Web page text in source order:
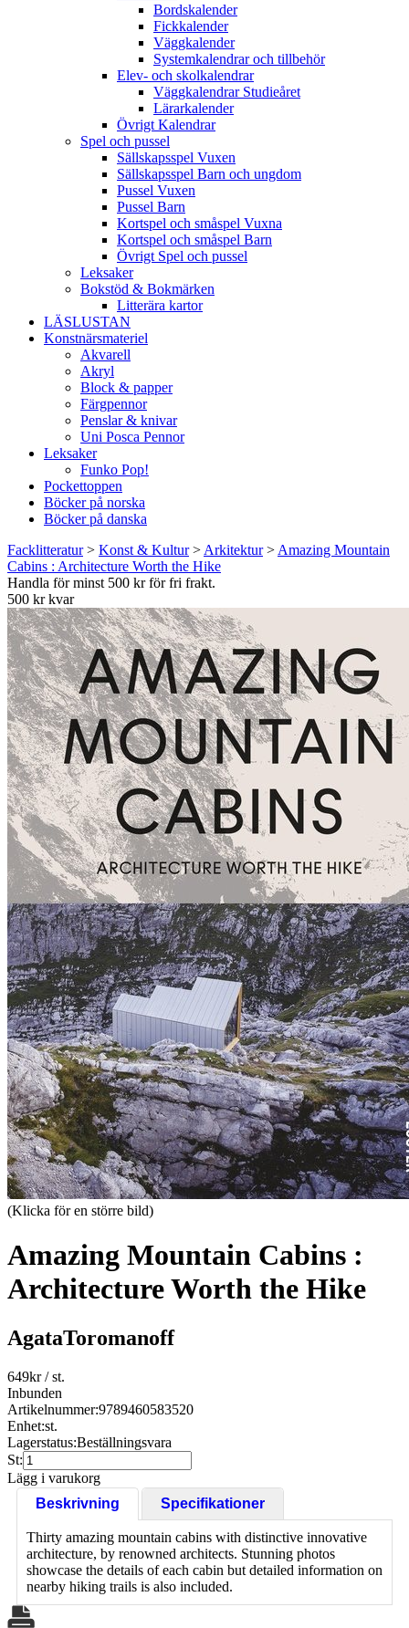
Bordskalender
Fickkalender
Väggkalender
Systemkalendrar och tillbehör
Elev- och skolkalendrar
Väggkalendrar Studieåret
Lärarkalender
Övrigt Kalendrar
Spel och pussel
Sällskapsspel Vuxen
Sällskapsspel Barn och ungdom
Pussel Vuxen
Pussel Barn
Kortspel och småspel Vuxna
Kortspel och småspel Barn
Övrigt Spel och pussel
Leksaker
Bokstöd & Bokmärken
Litterära kartor
LÄSLUSTAN
Konstnärsmateriel
Akvarell
Akryl
Block & papper
Färgpennor
Penslar & knivar
Uni Posca Pennor
Leksaker
Funko Pop!
Pockettoppen
Böcker på norska
Böcker på danska
Facklitteratur> Konst & Kultur> Arkitektur> Amazing Mountain
Cabins : Architecture Worth the Hike
Handla för minst 500 kr för fri frakt.
500 kr kvar
(Klicka för en större bild)
Amazing Mountain Cabins :
Architecture Worth the Hike
AgataToromanoff
649kr/ st.
Inbunden
Artikelnummer:9789460583520
Enhet:st.
Lagerstatus:Beställningsvara
St:
Lägg i varukorg
Beskrivning
Specifikationer
Thirty amazing mountain cabins with distinctive innovative
architecture, by renowned architects. Stunning photos
showcase the details of each cabin but detailed information on
nearby hiking trails is also included.